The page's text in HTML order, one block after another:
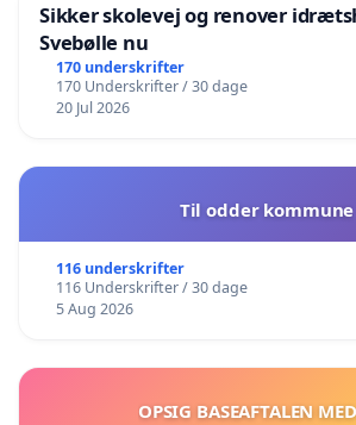
Sikker skolevej og renover
Svebølle nu
170 underskrifter
170 Underskrifter / 30 dage
20 Jul 2026
Til odder kommune
116 underskrifter
116 Underskrifter / 30 dage
5 Aug 2026
OPSIG BASEAFTALEN